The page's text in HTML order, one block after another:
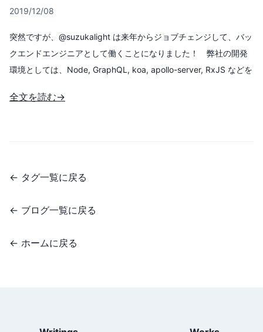
2019/12/08
突然ですが、@suzukalight は来年からジョブチェンジして、バッ
クエンドエンジニアとして働くことになりました！ 弊社の開発
環境としては、Node, GraphQL, koa, apollo-server, RxJS などを
基本中の基本からしっかり押さえておきたいと思い、GraphQL の
全文を読む→
← タグ一覧に戻る
← ブログ一覧に戻る
← ホームに戻る